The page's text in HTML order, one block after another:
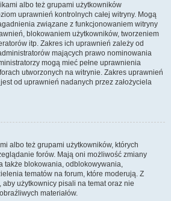
albo też grupami użytkowników
uprawnień kontrolnych całej witryny. Mogą
związane z funkcjonowaniem witryny
blokowaniem użytkowników, tworzeniem
itp. Zakres ich uprawnień zależy od
mających prawo nominowania
mogą mieć pełne uprawnienia
utworzonych na witrynie. Zakres uprawnień
od uprawnień nadanych przez założyciela
albo też grupami użytkowników, których
forów. Mają oni możliwość zmiany
także blokowania, odblokowywania,
tematów na forum, które moderują. Z
aby użytkownicy pisali na temat oraz nie
materiałów.